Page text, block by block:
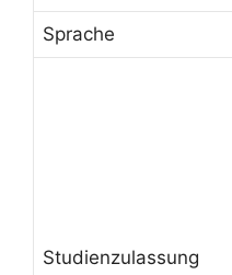
Sprache
Studienzulassung